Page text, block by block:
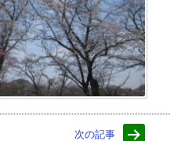
次の記事